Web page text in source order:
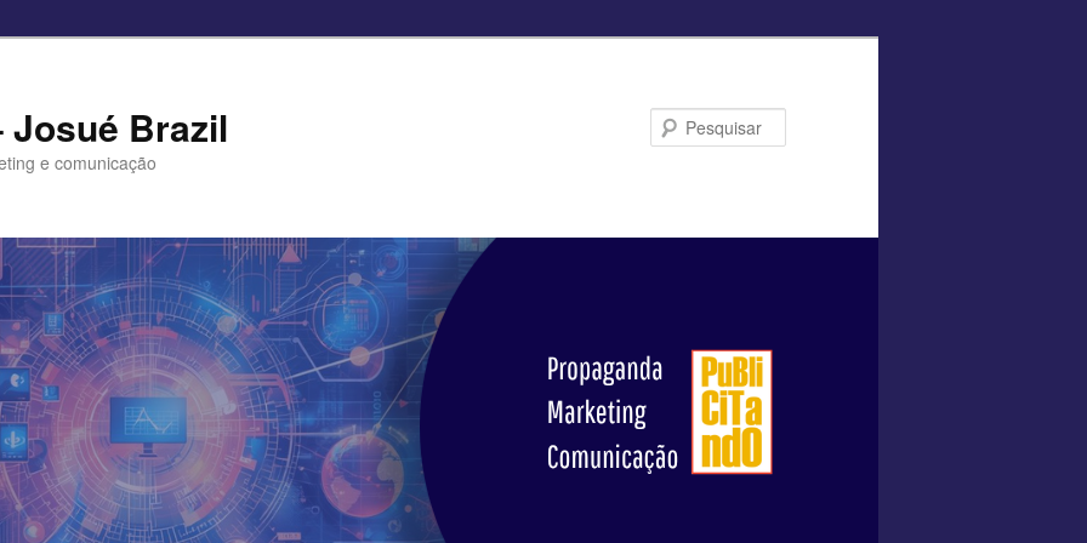
Josué Brazil
e comunicação